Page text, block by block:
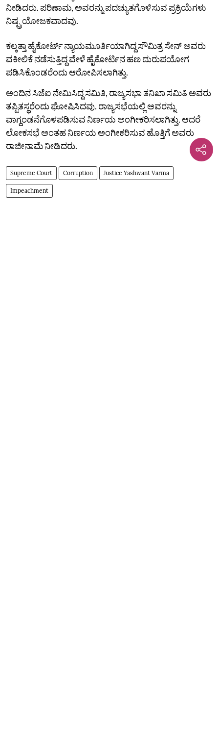
ನೀಡಿದರು. ಪರಿಣಾಮ, ಅವರನ್ನು ಪದಚ್ಯುತಗೊಳಿಸುವ ಪ್ರಕ್ರಿಯೆಗಳು
ನಿಷ್ಪ್ರಯೋಜಕವಾದವು.
ಕಲ್ಕತ್ತಾ ಹೈಕೋರ್ಟ್ ನ್ಯಾಯಮೂರ್ತಿಯಾಗಿದ್ದ ಸೌಮಿತ್ರ ಸೇನ್ ಅವರು
ವಕೀಲಿಕೆ ನಡೆಸುತ್ತಿದ್ದ ವೇಳೆ ಹೈಕೋರ್ಟಿನ ಹಣ ದುರುಪಯೋಗ
ಪಡಿಸಿಕೊಂಡರೆಂದು ಆರೋಪಿಸಲಾಗಿತ್ತು.
ಅಂದಿನ ಸಿಜೆಐ ನೇಮಿಸಿ‌ದ್ದ ಸಮಿತಿ, ರಾಜ್ಯಸಭಾ ತನಿಖಾ ಸಮಿತಿ ಅವರು
ತಪ್ಪಿತಸ್ಥರೆಂದು ಘೋಷಿಸಿದವು. ರಾಜ್ಯಸಭೆಯಲ್ಲಿ ಅವರನ್ನು
ವಾಗ್ದಂಡನೆಗೊಳಪಡಿಸುವ ನಿರ್ಣಯ ಅಂಗೀಕರಿಸಲಾಗಿತ್ತು.‌ ಆದರೆ
ಲೋಕಸಭೆ ಅಂತಹ ನಿರ್ಣಯ ಅಂಗೀಕರಿಸುವ ಹೊತ್ತಿಗೆ ಅವರು
ರಾಜೀನಾಮೆ ನೀಡಿದರು.
Supreme Court Corruption Justice Yashwant Varma
Impeachment